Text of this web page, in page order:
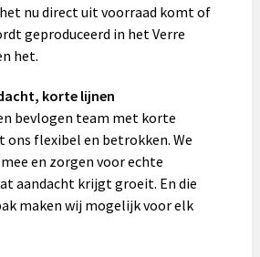
nu direct uit voorraad komt of
geproduceerd in het Verre
het.
korte lijnen
bevlogen team met korte
ons flexibel en betrokken. We
en zorgen voor echte
aandacht krijgt groeit. En die
maken wij mogelijk voor elk